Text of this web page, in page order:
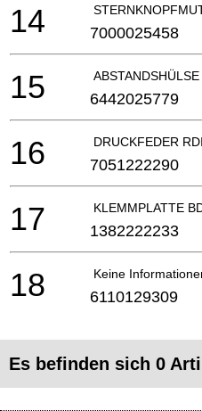
14 7000025458
15 6442025779
DRUCKFEDER
16 7051222290
KLEMMPLATTE
17 1382222233
Keine
18 6110129309
Es befinden sich 0